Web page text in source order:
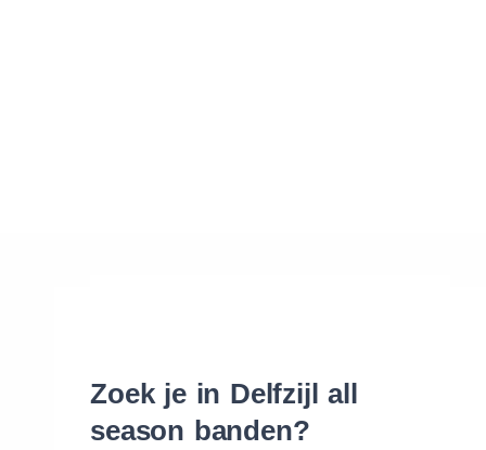
Zoek je in Delfzijl all
season banden?